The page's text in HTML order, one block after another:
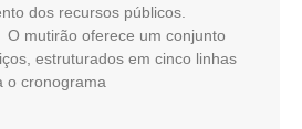
dos recursos públicos.
O mutirão oferece um conjunto
estruturados em cinco linhas
o cronograma